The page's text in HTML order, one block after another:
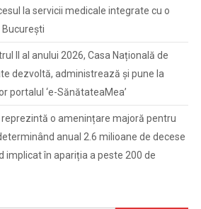
la servicii medicale integrate cu o
II al anului 2026, Casa Națională de
dezvoltă, administrează și pune la
portalul ‘e-SănătateaMea’
o amenințare majoră pentru
anual 2.6 milioane de decese
implicat în apariția a peste 200 de